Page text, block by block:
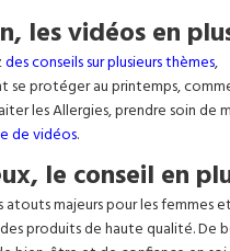
les vidéos en
des conseils sur plusieurs thèmes,
protéger au printemps,
les Allergies, prendre soin de
de vidéos.
le conseil en
atouts majeurs pour les femmes
produits de haute qualité. De